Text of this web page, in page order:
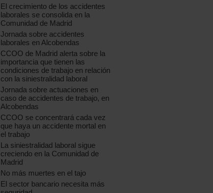
El crecimiento de los accidentes
laborales se consolida en la
Comunidad de Madrid
Jornada sobre accidentes
laborales en Alcobendas
CCOO de Madrid alerta sobre la
importancia que tienen las
condiciones de trabajo en relación
con la siniestralidad laboral
Jornada sobre actuaciones en
caso de accidentes de trabajo, en
Alcobendas
CCOO se concentrará cada vez
que haya un accidente mortal en
el trabajo
La siniestralidad laboral sigue
creciendo en la Comunidad de
Madrid
No más muertes en el tajo
El sector bancario necesita más